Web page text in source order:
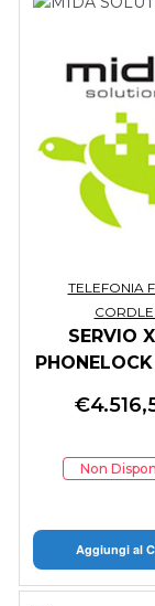
TELEFONIA
SERVIO
€
Non
Aggiungi al